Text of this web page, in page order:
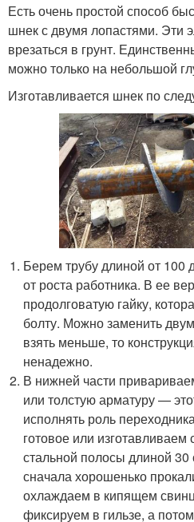
Есть очень простой способ
шнек с двумя лопастями. Эти
врезаться в грунт.
можно только на небольшой
Изготавливается шнек по
Берем трубу длиной от 100
от роста работника. В ее
продолговатую гайку,
болту. Можно заменить
взять меньше, то
ненадежно.
В нижней части
или толстую арматуру —
исполнять роль
готовое или изготавливаем
стальной полосы длиной
сначала хорошенько
охлаждаем в кипящем
фиксируем в гильзе, а